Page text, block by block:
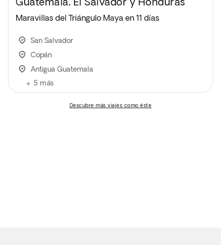
Maravillas del Triángulo Maya en 11 días
San Salvador
Copán
Antigua Guatemala
+ 5 más
descubre más viajes como éste